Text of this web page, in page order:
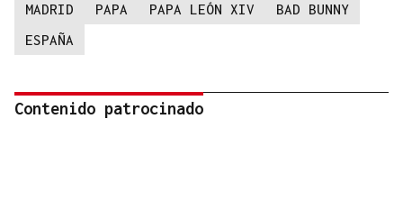
MADRID PAPA PAPA LEÓN XIV
BAD BUNNY
ESPAÑA
Contenido patrocinado